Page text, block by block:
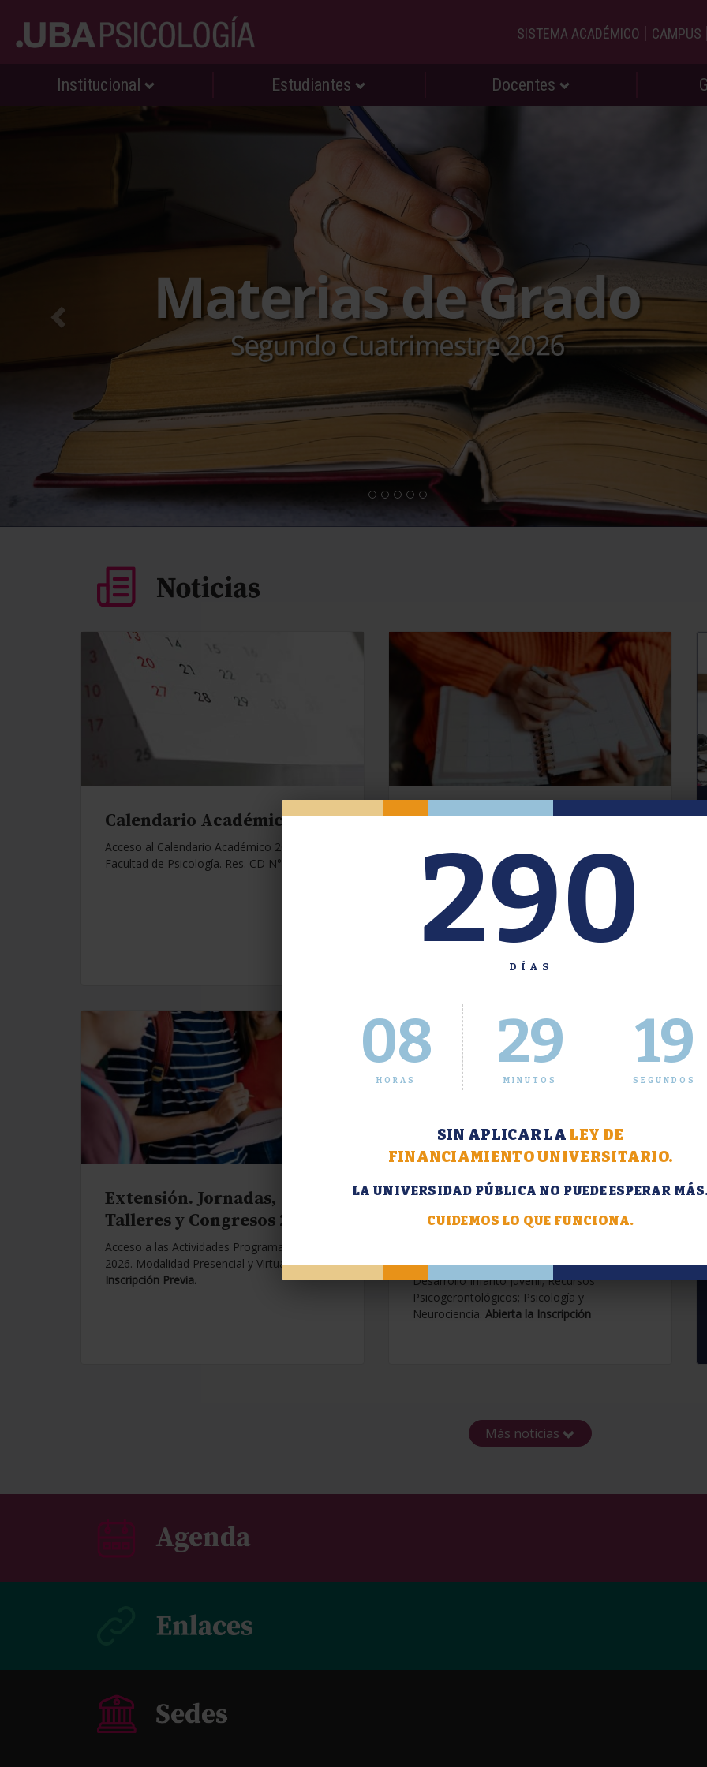
290
DÍAS
08
HORAS
29
MINUTOS
20
SEGUNDOS
SIN APLICAR LA LEY DE
FINANCIAMIENTO UNIVERSITARIO.
LA UNIVERSIDAD PÚBLICA NO PUEDE ESPERAR
CUIDEMOS LO QUE FUNCIONA.
SISTEMA ACADÉMICO | CAMPUS |
Institucional Estudiantes Docentes
Calendario Académico 2026.
Acceso al Calendario Académico 2026 de la
Facultad de Psicología. Res. CD N°1112/25.
Oferta de Grado. Segundo
Inscripción del 30 de julio al 4 de agosto a
través del Sistema Académico
Extensión. Jornadas,
Talleres y Congresos 2026.
Acceso a las Actividades Programadas para
2026. Modalidad Presencial y Virtual.Con
Inscripción Previa.
Extensión. Diplomaturas
2026.
Contemporáneas; Problemáticas en el
Desarrollo Infanto Juvenil; Recursos
Psicogerontológicos; Psicología y
Neurociencia. Abierta la Inscripción
Más noticias